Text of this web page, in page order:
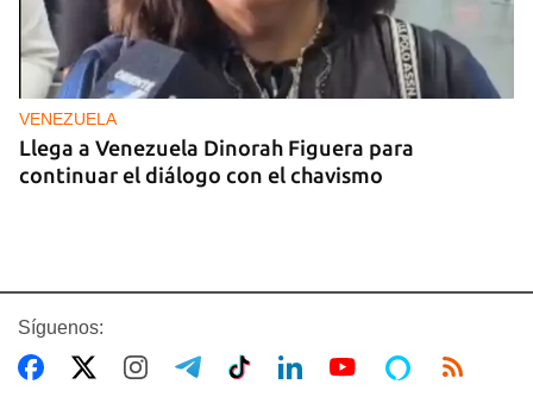
VENEZUELA
Llega a Venezuela Dinorah Figuera para
continuar el diálogo con el chavismo
Síguenos: